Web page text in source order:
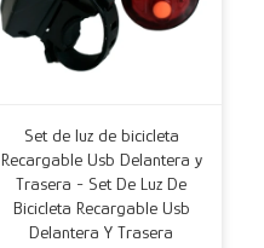
Set de luz de bicicleta
Recargable Usb Delantera y
Trasera - Set De Luz De
Bicicleta Recargable Usb
Delantera Y Trasera